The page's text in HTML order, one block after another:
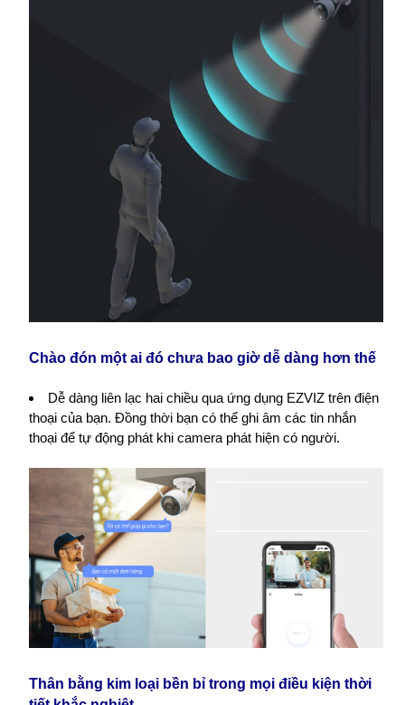
Chào đón một ai đó chưa bao giờ dễ dàng hơn thế
Dễ dàng liên lạc hai chiều qua ứng dụng EZVIZ trên điện
thoại của bạn. Đồng thời bạn có thể ghi âm các tin nhắn
thoại để tự động phát khi camera phát hiện có người.
Thân bằng kim loại bền bỉ trong mọi điều kiện thời